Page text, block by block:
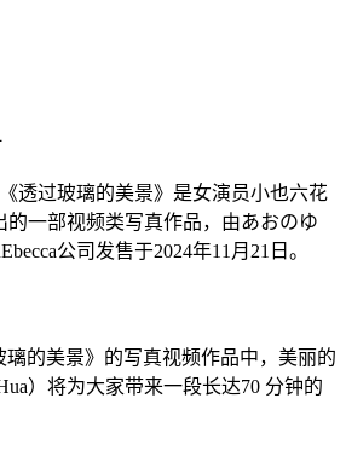
透过玻璃的美景》是女演员小也六花
的一部视频类写真作品，由あおのゆ
公司发售于2024年11月21日。
的美景》的写真视频作品中，美丽的
）将为大家带来一段长达70 分钟的